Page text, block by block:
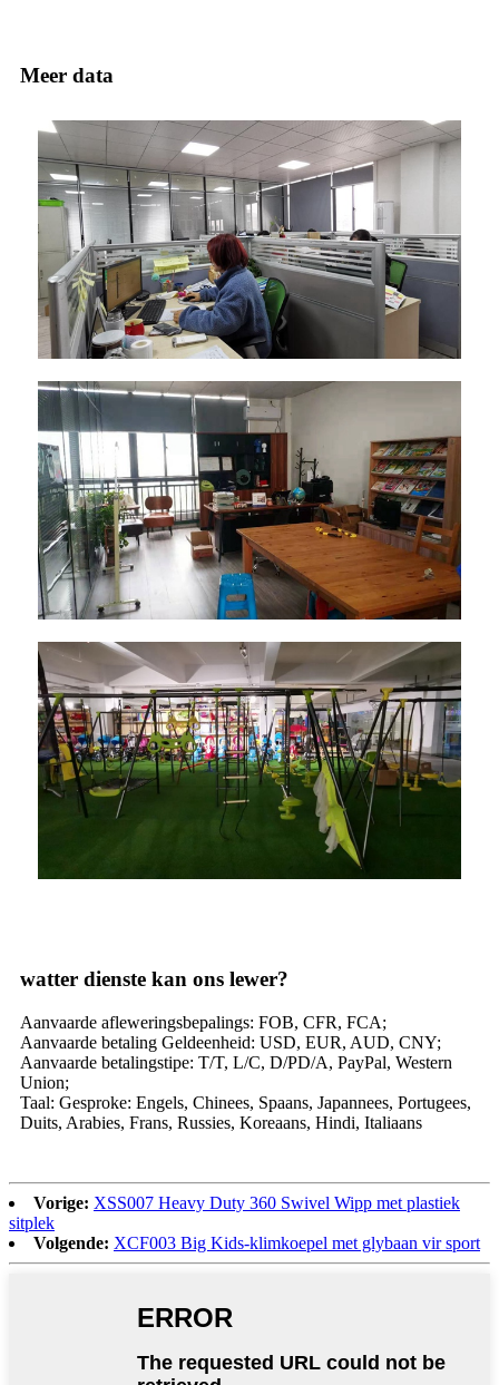
Meer data
watter dienste kan ons lewer?
Aanvaarde afleweringsbepalings: FOB, CFR, FCA;
Aanvaarde betaling Geldeenheid: USD, EUR, AUD, CNY;
Aanvaarde betalingstipe: T/T, L/C, D/PD/A, PayPal, Western
Union;
Taal: Gesproke: Engels, Chinees, Spaans, Japannees, Portugees,
Duits, Arabies, Frans, Russies, Koreaans, Hindi, Italiaans
Vorige: XSS007 Heavy Duty 360 Swivel Wipp met plastiek
sitplek
Volgende: XCF003 Big Kids-klimkoepel met glybaan vir sport